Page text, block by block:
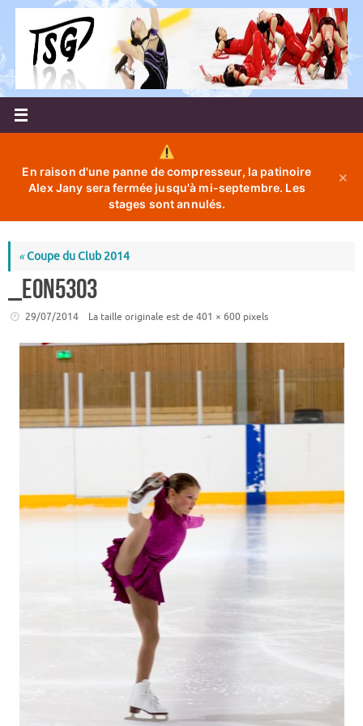
Passer
contenu
En raison d'une panne de compresseur, la patinoire
Alex Jany sera fermée jusqu'à mi-septembre. Les
stages sont annulés.
✕
«Coupe du Club 2014
_EON5303
29/07/2014 La taille originale est de 401 × 600 pixels